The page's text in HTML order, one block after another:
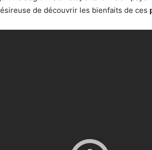
de découvrir les bienfaits de ces